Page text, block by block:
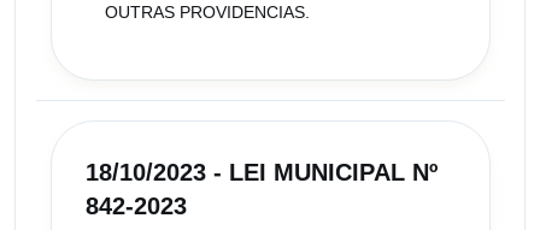
OUTRAS PROVIDENCIAS.
18/10/2023 - LEI MUNICIPAL Nº
842-2023